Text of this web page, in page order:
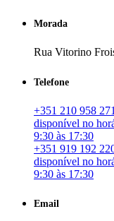
Morada
Rua Vitorino
Telefone
+351 210 958
disponível no
9:30 às 17:30
+351 919 192
disponível no
9:30 às 17:30
Email